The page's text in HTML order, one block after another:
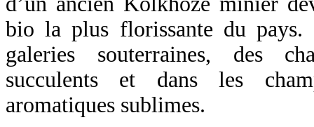
bio la plus florissante du
galeries souterraines, des
succulents et dans les
aromatiques sublimes.